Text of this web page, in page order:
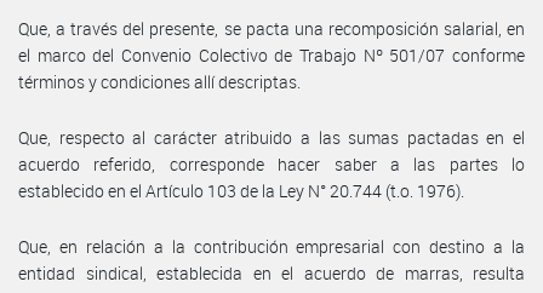
Que, a través del presente, se pacta una recomposición salarial, en
el marco del Convenio Colectivo de Trabajo Nº 501/07 conforme
términos y condiciones allí descriptas.
Que, respecto al carácter atribuido a las sumas pactadas en el
acuerdo referido, corresponde hacer saber a las partes lo
establecido en el Artículo 103 de la Ley N° 20.744 (t.o. 1976).
Que, en relación a la contribución empresarial con destino a la
entidad sindical, establecida en el acuerdo de marras, resulta